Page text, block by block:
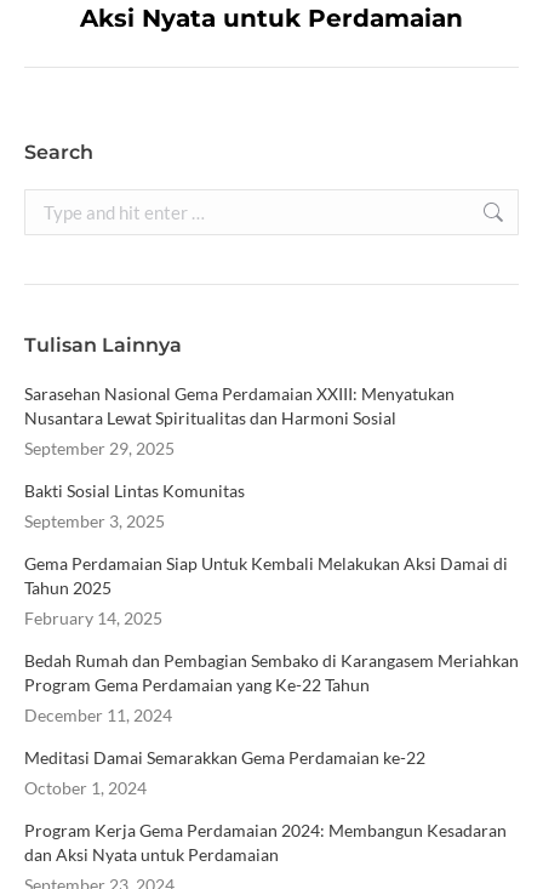
post:
Aksi Nyata untuk Perdamaian
Search
Tulisan Lainnya
Sarasehan Nasional Gema Perdamaian XXIII: Menyatukan
Nusantara Lewat Spiritualitas dan Harmoni Sosial
September 29, 2025
Bakti Sosial Lintas Komunitas
September 3, 2025
Gema Perdamaian Siap Untuk Kembali Melakukan Aksi Damai di
Tahun 2025
February 14, 2025
Bedah Rumah dan Pembagian Sembako di Karangasem Meriahkan
Program Gema Perdamaian yang Ke-22 Tahun
December 11, 2024
Meditasi Damai Semarakkan Gema Perdamaian ke-22
October 1, 2024
Program Kerja Gema Perdamaian 2024: Membangun Kesadaran
dan Aksi Nyata untuk Perdamaian